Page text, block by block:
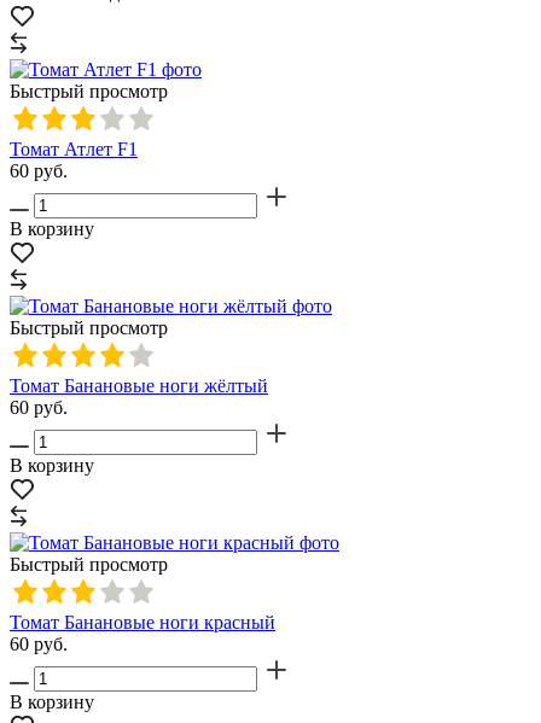
Быстрый просмотр
Томат Атлет F1
60 руб.
В корзину
Быстрый просмотр
Томат Банановые ноги жёлтый
60 руб.
В корзину
Быстрый просмотр
Томат Банановые ноги красный
60 руб.
В корзину